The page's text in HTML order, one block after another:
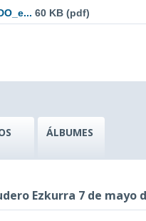
60 KB (pdf)
ÁLBUMES
Ezkurra 7 de mayo